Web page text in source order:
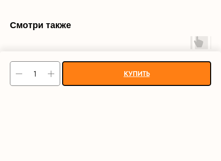
КУПИТЬ
Смотри также